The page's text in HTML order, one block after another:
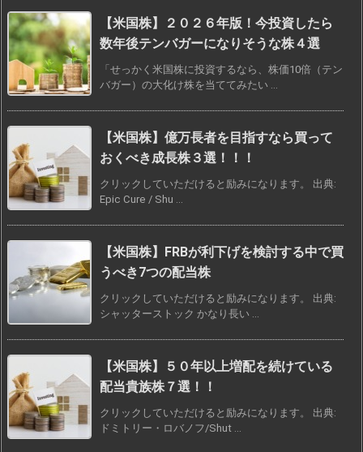
【米国株】２０２６年版！今投資したら
数年後テンバガーになりそうな株４選
「せっかく米国株に投資するなら、株価10倍（テン
バガー）の大化け株を当ててみたい ...
【米国株】億万長者を目指すなら買って
おくべき成長株３選！！！
クリックしていただけると励みになります。 出典:
Epic Cure / Shu ...
【米国株】FRBが利下げを検討する中で買
うべき7つの配当株
クリックしていただけると励みになります。 出典:
シャッターストック かなり長い ...
【米国株】５０年以上増配を続けている
配当貴族株７選！！
クリックしていただけると励みになります。 出典:
ドミトリー・ロバノフ/Shut ...